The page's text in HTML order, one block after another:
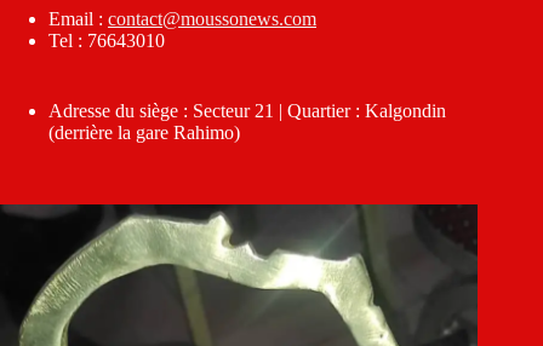
Email : contact@moussonews.com
Tel : 76643010
Adresse du siège : Secteur 21 | Quartier : Kalgondin
(derrière la gare Rahimo)